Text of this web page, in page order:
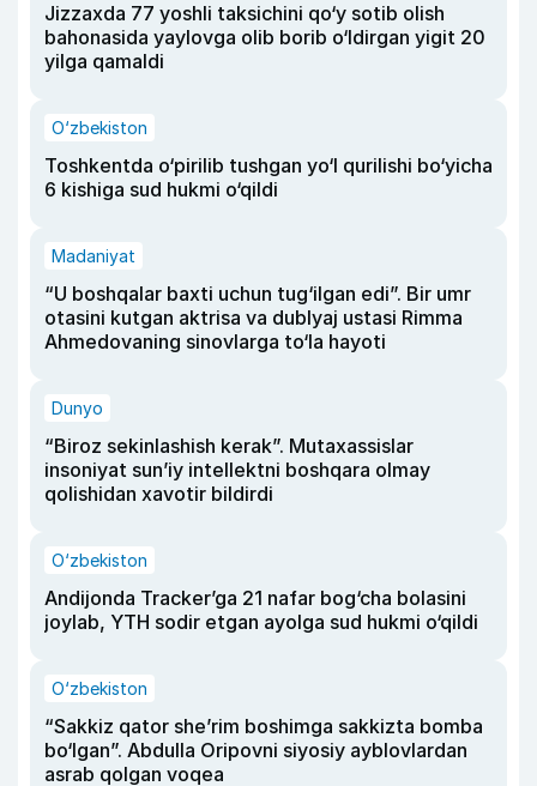
Jizzaxda 77 yoshli taksichini qo‘y sotib olish
bahonasida yaylovga olib borib o‘ldirgan yigit 20
yilga qamaldi
O‘zbekiston
Toshkentda o‘pirilib tushgan yo‘l qurilishi bo‘yicha
6 kishiga sud hukmi o‘qildi
Madaniyat
“U boshqalar baxti uchun tug‘ilgan edi”. Bir umr
otasini kutgan aktrisa va dublyaj ustasi Rimma
Ahmedovaning sinovlarga to‘la hayoti
Dunyo
“Biroz sekinlashish kerak”. Mutaxassislar
insoniyat sun’iy intellektni boshqara olmay
qolishidan xavotir bildirdi
O‘zbekiston
Andijonda Tracker’ga 21 nafar bog‘cha bolasini
joylab, YTH sodir etgan ayolga sud hukmi o‘qildi
O‘zbekiston
“Sakkiz qator she’rim boshimga sakkizta bomba
bo‘lgan”. Abdulla Oripovni siyosiy ayblovlardan
asrab qolgan voqea